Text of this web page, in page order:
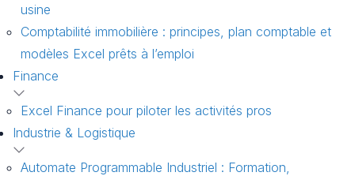
usine
Comptabilité immobilière : principes, plan comptable et
modèles Excel prêts à l’emploi
Finance
Excel Finance pour piloter les activités pros
Industrie & Logistique
Automate Programmable Industriel : Formation,